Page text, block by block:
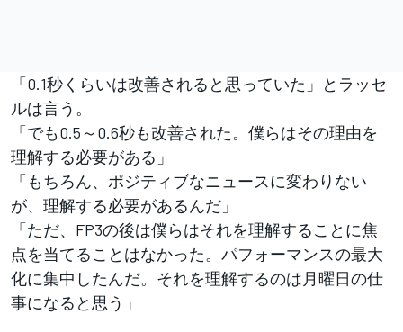
「0.1秒くらいは改善されると思っていた」とラッセ
ルは言う。
「でも0.5～0.6秒も改善された。僕らはその理由を
理解する必要がある」
「もちろん、ポジティブなニュースに変わりない
が、理解する必要があるんだ」
「ただ、FP3の後は僕らはそれを理解することに焦
点を当てることはなかった。パフォーマンスの最大
化に集中したんだ。それを理解するのは月曜日の仕
事になると思う」